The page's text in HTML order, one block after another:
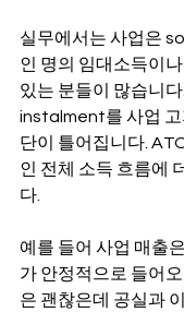
실무에서는 사업은
인 명의 임대소득이
있는 분들이 많습니다
instalment를 사업
단이 틀어집니다.
인 전체 소득 흐름에
다.
예를 들어 사업 매출
가 안정적으로 들어
은 괜찮은데 공실과